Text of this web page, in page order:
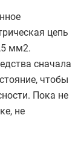
цепь
мм2.
сначала
чтобы
Пока не
не